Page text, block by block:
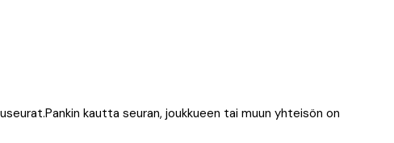
kautta seuran, joukkueen tai muun yhteisön on